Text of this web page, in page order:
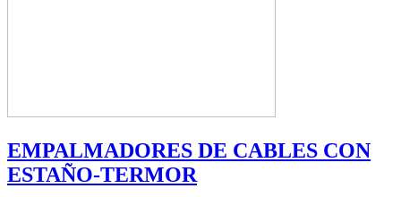
EMPALMADORES DE CABLES CON
ESTAÑO-TERMOR